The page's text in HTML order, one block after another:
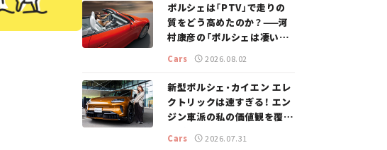
ポルシェは「PTV」で走りの
質をどう高めたのか？——河
村康彦の「ポルシェは凄い！」
Cars 2026.08.02
新型ポルシェ・カイエン エレ
クトリックは速すぎる！ エン
ジン車派の私の価値観を覆し
た、新しいポルシェの走り。
Cars 2026.07.31